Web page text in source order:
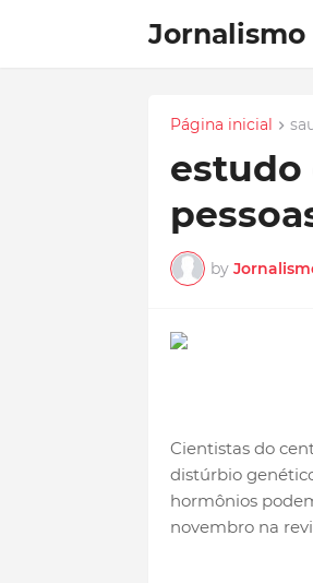
Página inicial
estudo
by
Cientistas do
distúrbio
hormônios
novembro na